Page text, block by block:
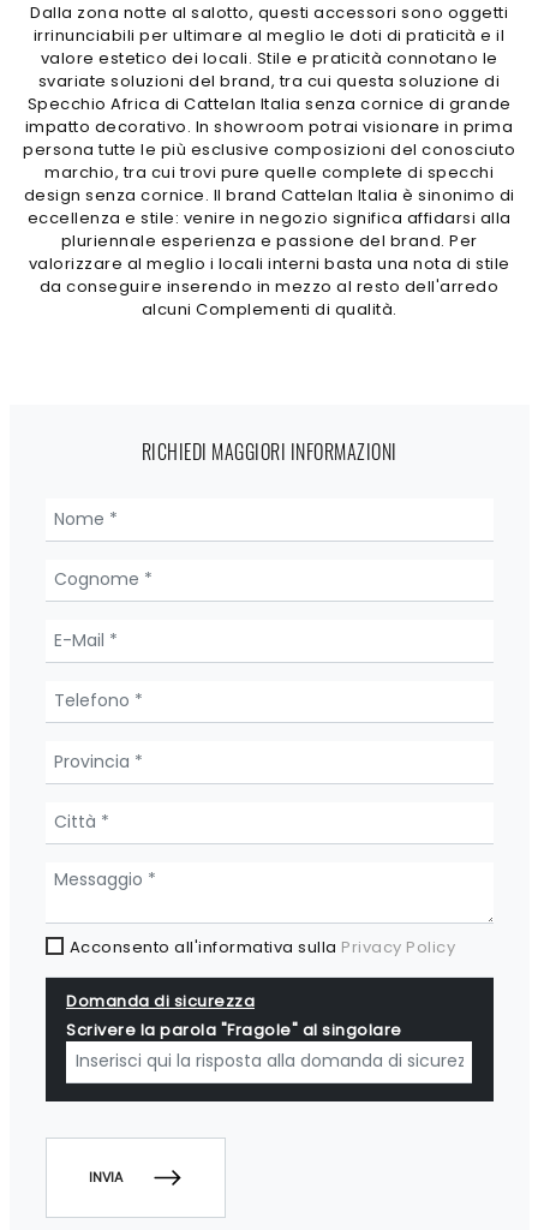
Dalla zona notte al salotto, questi accessori sono oggetti
irrinunciabili per ultimare al meglio le doti di praticità e il
valore estetico dei locali. Stile e praticità connotano le
svariate soluzioni del brand, tra cui questa soluzione di
Specchio Africa di Cattelan Italia senza cornice di grande
impatto decorativo. In showroom potrai visionare in prima
persona tutte le più esclusive composizioni del conosciuto
marchio, tra cui trovi pure quelle complete di specchi
design senza cornice. Il brand Cattelan Italia è sinonimo di
eccellenza e stile: venire in negozio significa affidarsi alla
pluriennale esperienza e passione del brand. Per
valorizzare al meglio i locali interni basta una nota di stile
da conseguire inserendo in mezzo al resto dell'arredo
alcuni Complementi di qualità.
RICHIEDI MAGGIORI INFORMAZIONI
Acconsento all'informativa sulla Privacy Policy
Domanda di sicurezza
Scrivere la parola "Fragole" al singolare
INVIA